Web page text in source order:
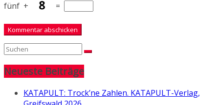
fünf + =
Neueste Beiträge
KATAPULT: Trock’ne Zahlen. KATAPULT-Verlag,